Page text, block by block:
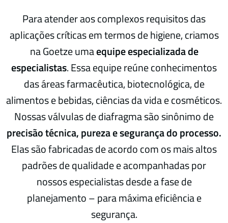
Para atender aos complexos requisitos das
aplicações críticas em termos de higiene, criamos
na Goetze umaequipe especializada de
especialistas. Essa equipe reúne conhecimentos
das áreas farmacêutica, biotecnológica, de
alimentos e bebidas, ciências da vida e cosméticos.
Nossas válvulas de diafragma são sinônimo de
precisão técnica, pureza e segurança do processo.
Elas são fabricadas de acordo com os mais altos
padrões de qualidade e acompanhadas por
nossos especialistas desde a fase de
planejamento – para máxima eficiência e
segurança.